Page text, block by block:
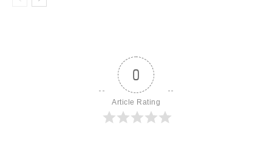
0
Article Rating